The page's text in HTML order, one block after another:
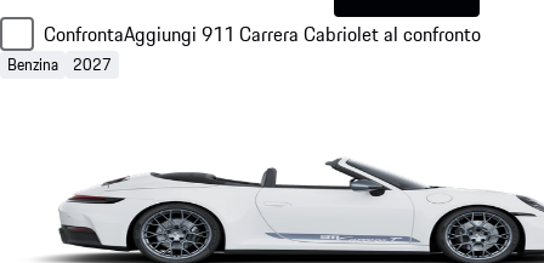
ConfrontaAggiungi 911 Carrera Cabriolet al confronto
Benzina 2027